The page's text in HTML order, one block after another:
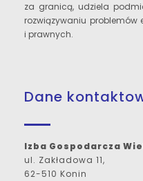
za granicą, udziela
rozwiązywaniu
i prawnych.
Dane
Izba Gospodarcza
ul. Zakładowa 11,
62-510 Konin